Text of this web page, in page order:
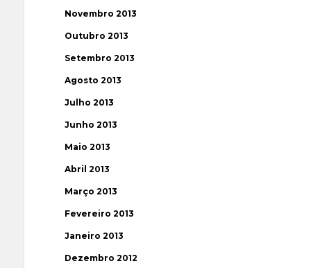
Novembro 2013
Outubro 2013
Setembro 2013
Agosto 2013
Julho 2013
Junho 2013
Maio 2013
Abril 2013
Março 2013
Fevereiro 2013
Janeiro 2013
Dezembro 2012